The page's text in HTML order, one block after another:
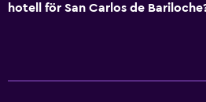
hotell för San Carlos de